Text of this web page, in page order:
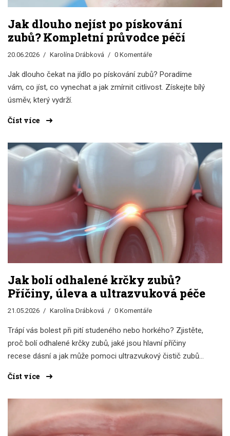
Jak dlouho nejíst po pískování
zubů? Kompletní průvodce péčí
20.06.2026 Karolína Drábková 0 Komentáře
Jak dlouho čekat na jídlo po pískování zubů? Poradíme
vám, co jíst, co vynechat a jak zmírnit citlivost. Získejte bílý
úsměv, který vydrží.
Číst více
Jak bolí odhalené krčky zubů?
Příčiny, úleva a ultrazvuková péče
21.05.2026 Karolína Drábková 0 Komentáře
Trápí vás bolest při pití studeného nebo horkého? Zjistěte,
proč bolí odhalené krčky zubů, jaké jsou hlavní příčiny
recese dásní a jak může pomoci ultrazvukový čistič zubů
Číst více